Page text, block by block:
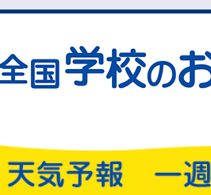
頑張れ！学校のお天気